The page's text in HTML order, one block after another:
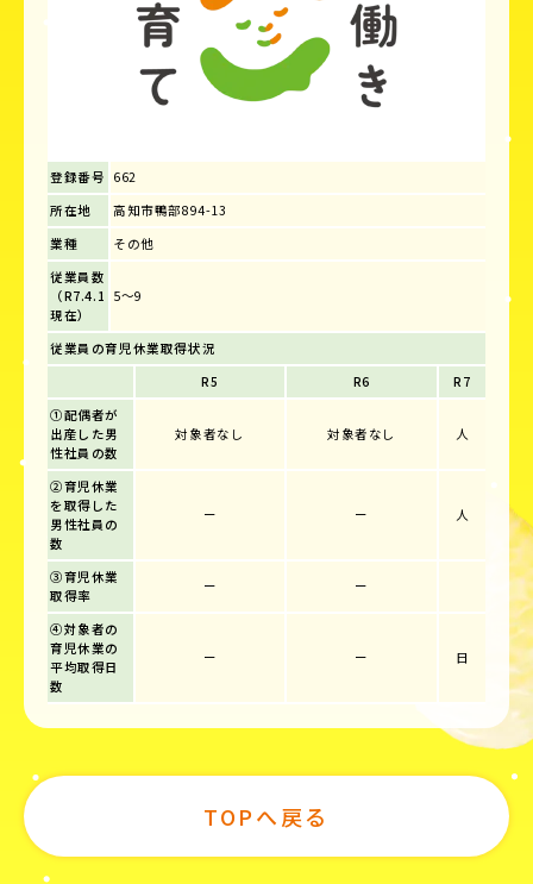
登録番号 662
所在地
高知市鴨部894-13
業種
その他
従業員数
（R7.4.1
現在）
5～9
従業員の育児休業取得状況
R5
R6
R7
①配偶者が
出産した男
性社員の数
対象者なし 対象者なし 人
②育児休業
を取得した
男性社員の
数
ー ー 人
③育児休業
取得率
ー ー
④対象者の
育児休業の
平均取得日
数
ー ー 日
TOPへ戻る